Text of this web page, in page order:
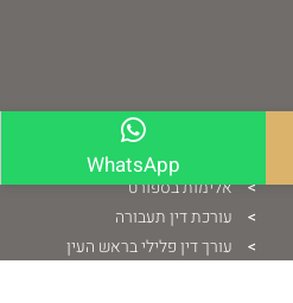
אלימות בספורט
עורכת דין תעבורה
עורך דין פלילי בראש העין
WhatsApp